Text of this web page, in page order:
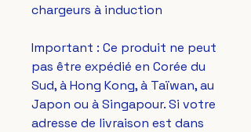
chargeurs à induction
Important : Ce produit ne peut
pas être expédié en Corée du
Sud, à Hong Kong, à Taïwan, au
Japon ou à Singapour. Si votre
adresse de livraison est dans